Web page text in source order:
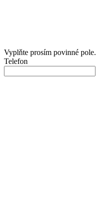
Vyplňte prosím povinné pole.
Telefon